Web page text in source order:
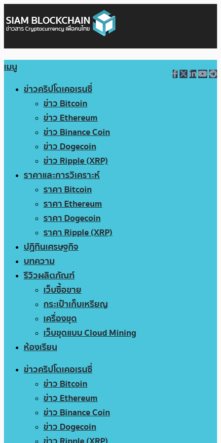
เมนู
ข่าวคริปโตเคอเรนซี่
ข่าว Bitcoin
ข่าว Ethereum
ข่าว Binance Coin
ข่าว Dogecoin
ข่าว Ripple (XRP)
ราคาและการวิเคราะห์
ราคา Bitcoin
ราคา Ethereum
ราคา Dogecoin
ราคา Ripple (XRP)
ปฏิทินเศรษฐกิจ
บทความ
รีวิวผลิตภัณฑ์
เว็บซื้อขาย
กระเป๋าเก็บเหรียญ
เครื่องขุด
เว็บขุดแบบ Cloud Mining
ห้องเรียน
ข่าวคริปโตเคอเรนซี่
ข่าว Bitcoin
ข่าว Ethereum
ข่าว Binance Coin
ข่าว Dogecoin